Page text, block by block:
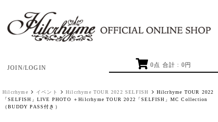
JOIN/LOGIN 0 点 合計 : 0円
Hilcrhyme イベント Hilcrhyme TOUR 2022 SELFISH
Hilcrhyme TOUR 2022
「SELFISH」LIVE PHOTO ＋Hilcrhyme TOUR 2022「SELFISH」MC Collection
（BUDDY PASS付き）